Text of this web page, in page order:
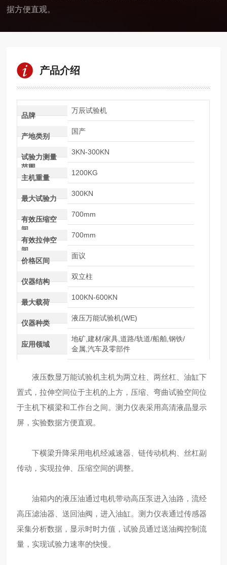
据方便直观。
产品介绍
品牌
万辰试验机
产地类别
国产
试验力测量
范围
3KN-300KN
主机重量
1200KG
最大试验力
300KN
有效压缩空
间
700mm
有效拉伸空
间
700mm
价格区间
面议
仪器结构
双立柱
最大载荷
100KN-600KN
仪器种类
液压万能试验机(WE)
应用领域
地矿,建材/家具,道路/轨道/船舶,钢铁/
金属,汽车及零部件
液压数显万能试验机主机为两立柱、两丝杠、油缸下
置式，拉伸空间位于主机的上方，压缩、弯曲试验空间位
于主机下横梁和工作台之间。测力仪表采用高清液晶显示
屏，实验数据方便直观。
下横梁升降采用电机经减速器、链传动机构、丝杠副
传动，实现拉伸、压缩空间的调整。
油箱内的液压油通过电机带动高压泵进入油路，流经
高压滤油器、送回油阀，进入油缸。测力仪表通过传感器
采集分析数据，显示时时力值，试验员通过送油阀控制流
量，实现试验力速率的快慢。